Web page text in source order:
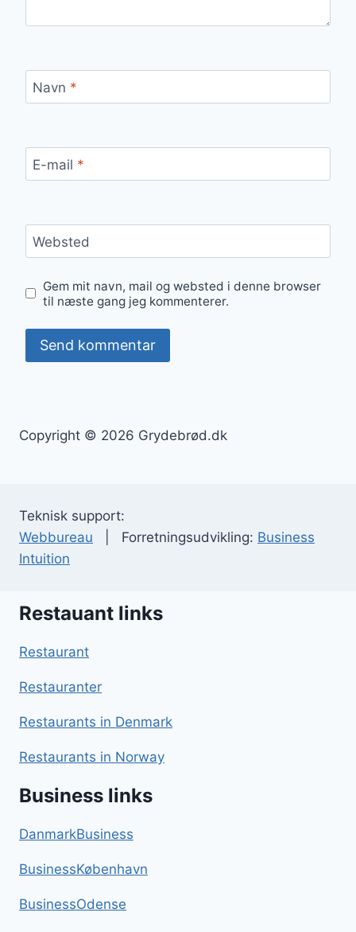
Navn *
E-mail *
Websted
Gem mit navn, mail og websted i denne browser
til næste gang jeg kommenterer.
Copyright © 2026 Grydebrød.dk
Teknisk support:
Webbureau | Forretningsudvikling: Business
Intuition
Restauant links
Restaurant
Restauranter
Restaurants in Denmark
Restaurants in Norway
Business links
DanmarkBusiness
BusinessKøbenhavn
BusinessOdense